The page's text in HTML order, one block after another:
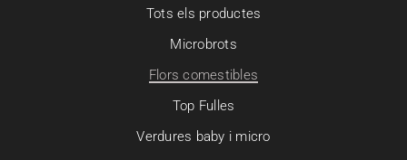
Tots els productes
Microbrots
Flors comestibles
Top Fulles
Verdures baby i micro